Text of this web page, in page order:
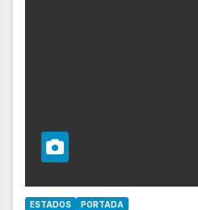
ESTADOS PORTADA